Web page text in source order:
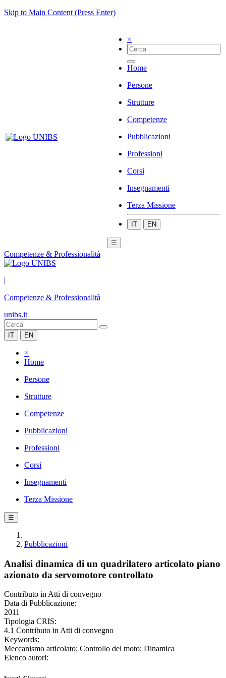
Skip to Main Content (Press Enter)
×
Home
Persone
Strutture
Competenze
Pubblicazioni
Professioni
Corsi
Insegnamenti
Terza Missione
IT EN
☰
Competenze & Professionalità
|
Competenze & Professionalità
unibs.it
IT EN
×
Home
Persone
Strutture
Competenze
Pubblicazioni
Professioni
Corsi
Insegnamenti
Terza Missione
☰
Pubblicazioni
Analisi dinamica di un quadrilatero articolato piano
azionato da servomotore controllato
Contributo in Atti di convegno
Data di Pubblicazione:
2011
Tipologia CRIS:
4.1 Contributo in Atti di convegno
Keywords:
Meccanismo articolato; Controllo del moto; Dinamica
Elenco autori: